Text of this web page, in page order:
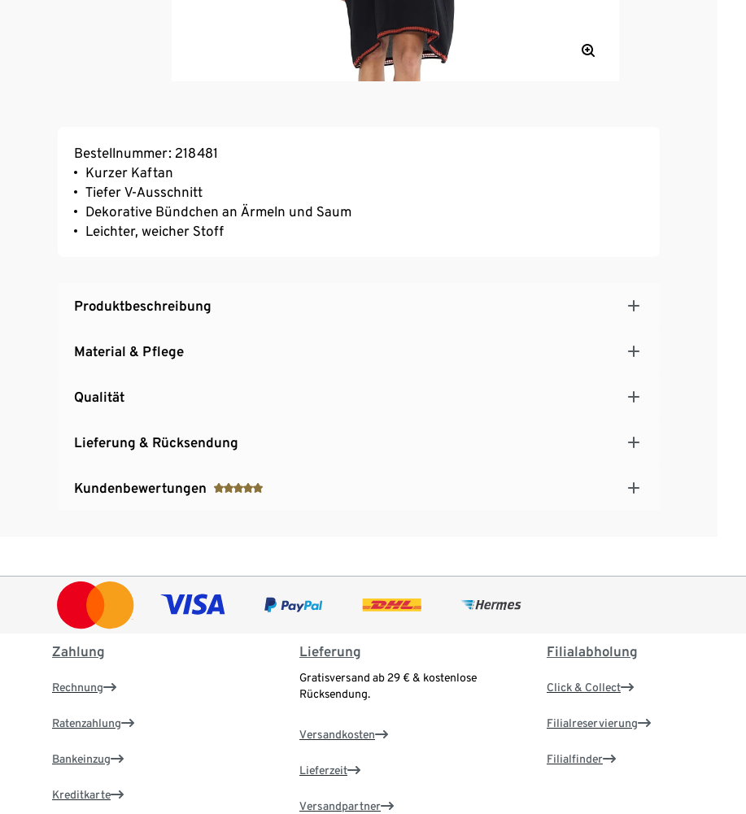
Bestellnummer: 218481
Kurzer Kaftan
Tiefer V-Ausschnitt
Dekorative Bündchen an Ärmeln und Saum
Leichter, weicher Stoff
Produktbeschreibung
Material & Pflege
Qualität
Lieferung & Rücksendung
Kundenbewertungen
Zahlung
Rechnung
Ratenzahlung
Bankeinzug
Kreditkarte
Lieferung
Gratisversand ab 29 € & kostenlose
Rücksendung.
Versandkosten
Lieferzeit
Versandpartner
Filialabholung
Click & Collect
Filialreservierung
Filialfinder